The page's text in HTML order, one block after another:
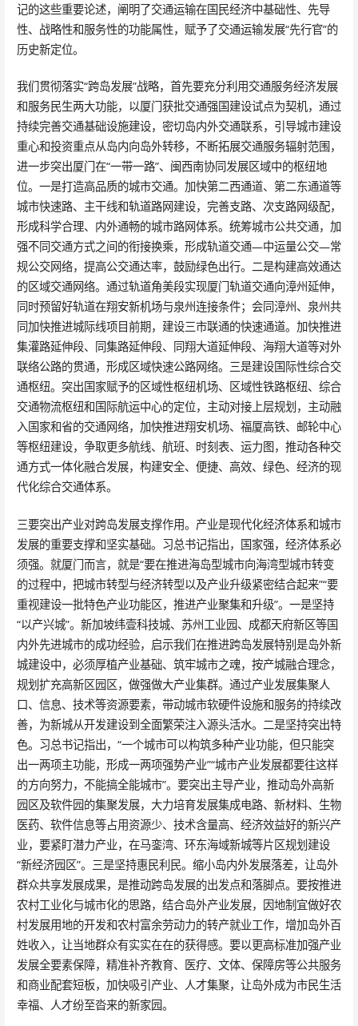
记的这些重要论述，阐明了交通运输在国民经济中基础性、先导
性、战略性和服务性的功能属性，赋予了交通运输发展“先行官”的
历史新定位。
我们贯彻落实“跨岛发展”战略，首先要充分利用交通服务经济发展
和服务民生两大功能，以厦门获批交通强国建设试点为契机，通过
持续完善交通基础设施建设，密切岛内外交通联系，引导城市建设
重心和投资重点从岛内向岛外转移，不断拓展交通服务辐射范围，
进一步突出厦门在“一带一路”、闽西南协同发展区域中的枢纽地
位。一是打造高品质的城市交通。加快第二西通道、第二东通道等
城市快速路、主干线和轨道路网建设，完善支路、次支路网级配，
形成科学合理、内外通畅的城市路网体系。统筹城市公共交通，加
强不同交通方式之间的衔接换乘，形成轨道交通—中运量公交—常
规公交网络，提高公交通达率，鼓励绿色出行。二是构建高效通达
的区域交通网络。通过轨道角美段实现厦门轨道交通向漳州延伸，
同时预留好轨道在翔安新机场与泉州连接条件；会同漳州、泉州共
同加快推进城际线项目前期，建设三市联通的快速通道。加快推进
集灌路延伸段、同集路延伸段、同翔大道延伸段、海翔大道等对外
联络公路的贯通，形成区域快速公路网络。三是建设国际性综合交
通枢纽。突出国家赋予的区域性枢纽机场、区域性铁路枢纽、综合
交通物流枢纽和国际航运中心的定位，主动对接上层规划，主动融
入国家和省的交通网络，加快推进翔安机场、福厦高铁、邮轮中心
等枢纽建设，争取更多航线、航班、时刻表、运力图，推动各种交
通方式一体化融合发展，构建安全、便捷、高效、绿色、经济的现
代化综合交通体系。
三要突出产业对跨岛发展支撑作用。产业是现代化经济体系和城市
发展的重要支撑和坚实基础。习总书记指出，国家强，经济体系必
须强。就厦门而言，就是“要在推进海岛型城市向海湾型城市转变
的过程中，把城市转型与经济转型以及产业升级紧密结合起来”“要
重视建设一批特色产业功能区，推进产业聚集和升级”。一是坚持
“以产兴城”。新加坡纬壹科技城、苏州工业园、成都天府新区等国
内外先进城市的成功经验，启示我们在推进跨岛发展特别是岛外新
城建设中，必须厚植产业基础、筑牢城市之魂，按产城融合理念，
规划扩充高新区园区，做强做大产业集群。通过产业发展集聚人
口、信息、技术等资源要素，带动城市软硬件设施和服务的持续改
善，为新城从开发建设到全面繁荣注入源头活水。二是坚持突出特
色。习总书记指出，“一个城市可以构筑多种产业功能，但只能突
出一两项主功能，形成一两项强势产业”“城市产业发展都要往这样
的方向努力，不能搞全能城市”。要突出主导产业，推动岛外高新
园区及软件园的集聚发展，大力培育发展集成电路、新材料、生物
医药、软件信息等占用资源少、技术含量高、经济效益好的新兴产
业，要紧盯潜力产业，在马銮湾、环东海域新城等片区规划建设
“新经济园区”。三是坚持惠民利民。缩小岛内外发展落差，让岛外
群众共享发展成果，是推动跨岛发展的出发点和落脚点。要按推进
农村工业化与城市化的思路，结合岛外产业发展，因地制宜做好农
村发展用地的开发和农村富余劳动力的转产就业工作，增加岛外百
姓收入，让当地群众有实实在在的获得感。要以更高标准加强产业
发展全要素保障，精准补齐教育、医疗、文体、保障房等公共服务
和商业配套短板，加快吸引产业、人才集聚，让岛外成为市民生活
幸福、人才纷至沓来的新家园。